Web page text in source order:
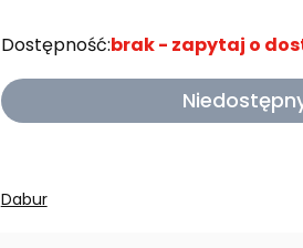
Dostępność:brak - zapytaj o
Dabur